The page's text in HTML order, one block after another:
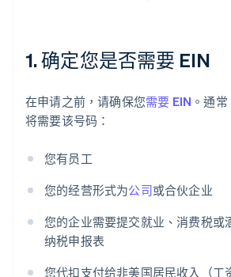
1. 确定您是否需要 EIN
在申请之前，请确保您需要 EIN 。通
将需要该号码：
您有员工
您的经营形式为公司或合伙企业
您的企业需要提交就业、消费税或
纳税申报表
您代扣支付给非美国居民收入（工